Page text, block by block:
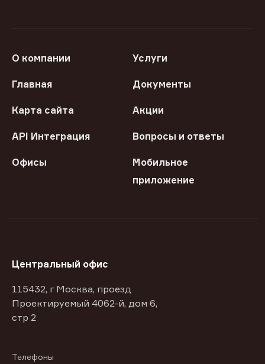
О компании Услуги
Главная Документы
Карта сайта Акции
API Интеграция Вопросы и ответы
Офисы
Мобильное
приложение
Центральный офис
115432, г Москва, проезд
Проектируемый 4062-й, дом 6,
стр 2
Телефоны